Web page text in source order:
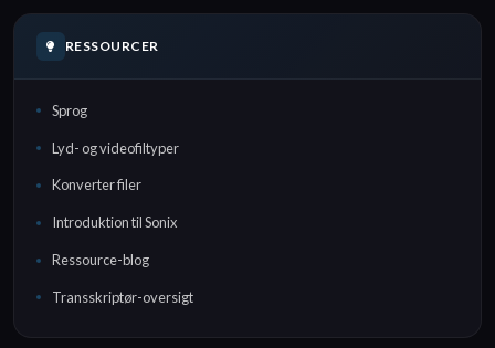
RESSOURCER
Sprog
Lyd- og videofiltyper
Konverter filer
Introduktion til Sonix
Ressource-blog
Transskriptør-oversigt